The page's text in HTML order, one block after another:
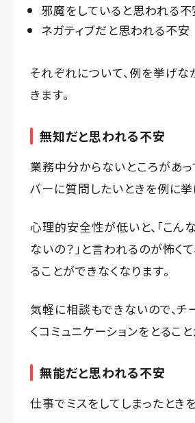
邪魔をしていると思われる不
ネガティブだと思われる不安
それぞれについて、例を挙げな
きます。
無知だと思われる不安
業務中分からないところがあ
バーに質問したいときを例に挙
心理的安全性が低いと、「こん
ないの？」と言われるのが怖く
ることができなくなります。
気軽に相談もできないので、チ
くコミュニケーションをとるこ
無能だと思われる不安
仕事でミスをしてしまったとき